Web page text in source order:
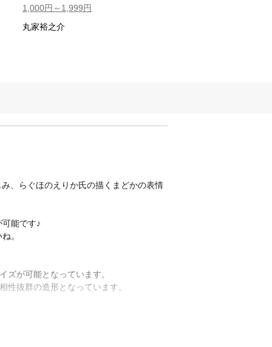
1,000円～1,999円
丸家裕之介
、らぐほのえりか氏の描くまどかの表情
能です♪
。
ズが可能となっています。
抜群の造形となっています。